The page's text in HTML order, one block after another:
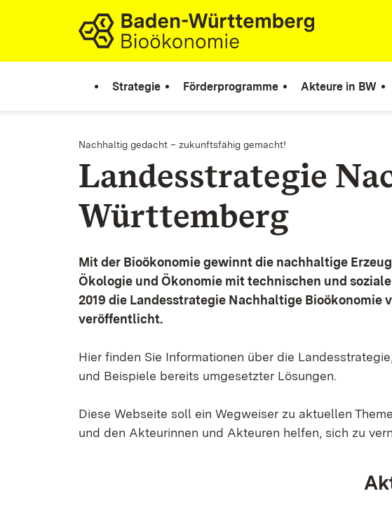
Zum Inhalt springen
Link zur Startseite
Strategie Förderprogramme Akteure in BW
Nachhaltig gedacht – zukunftsfähig gemacht!
Landesstrategie
Württemberg
Mit der Bioökonomie gewinnt die nachhaltige
Ökologie und Ökonomie mit technischen und
2019 die Landesstrategie Nachhaltige
veröffentlicht.
Hier finden Sie Informationen über die
und Beispiele bereits umgesetzter Lösungen.
Diese Webseite soll ein Wegweiser zu aktuellen
und den Akteurinnen und Akteuren helfen, sich zu